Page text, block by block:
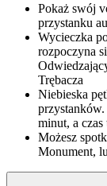
Pokaż swój
przystanku
Wycieczka
rozpoczyna
Trębacza
Niebieska
minut, a
Możesz
Monument,